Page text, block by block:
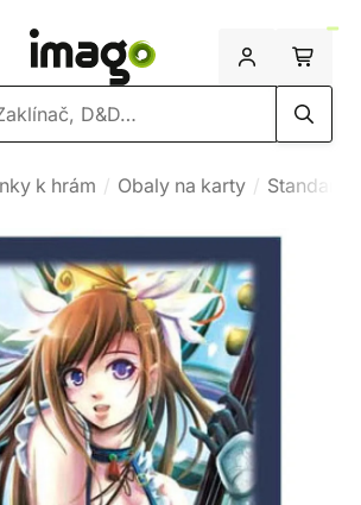
k hrám Obaly na karty Standard